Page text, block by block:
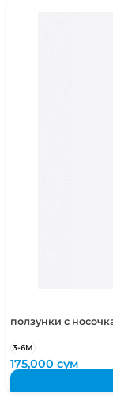
104-
ползунки с
3-6М
175,000сум